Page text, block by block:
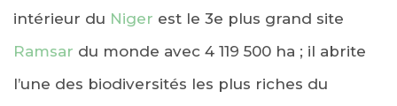
intérieur du Niger est le 3e plus grand site
Ramsar du monde avec 4 119 500 ha ; il abrite
l’une des biodiversités les plus riches du